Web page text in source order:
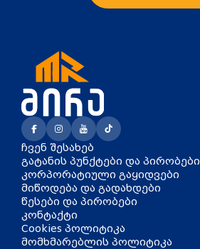
ჩვენ შესახებ
გატანის პუნქტები და პირობები
კორპორატიული გაყიდვები
მიწოდება და გადახდები
წესები და პირობები
კონტაქტი
Cookies პოლიტიკა
მომხმარებლის პოლიტიკა